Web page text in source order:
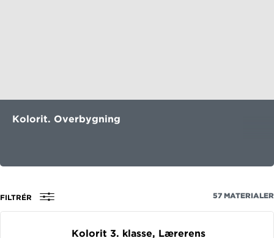
Kolorit. Overbygning
FILTRÉR 57 MATERIALER
Kolorit 3. klasse, Lærerens